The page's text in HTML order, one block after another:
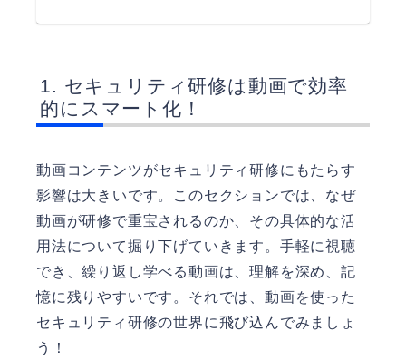
セキュリティ研修は動画で効率
的にスマート化！
動画コンテンツがセキュリティ研修にもたらす
影響は大きいです。このセクションでは、なぜ
動画が研修で重宝されるのか、その具体的な活
用法について掘り下げていきます。手軽に視聴
でき、繰り返し学べる動画は、理解を深め、記
憶に残りやすいです。それでは、動画を使った
セキュリティ研修の世界に飛び込んでみましょ
う！